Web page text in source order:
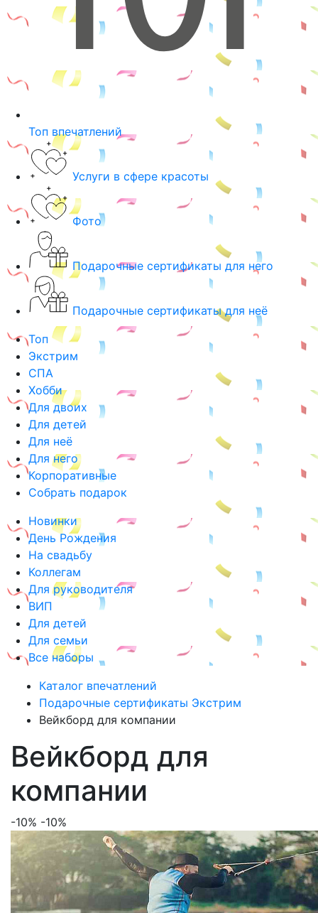
Топ впечатлений
Услуги в сфере красоты
Фото
Подарочные сертификаты для него
Подарочные сертификаты для неё
Топ
Экстрим
СПА
Хобби
Для двоих
Для детей
Для неё
Для него
Корпоративные
Собрать подарок
Новинки
День Рождения
На свадьбу
Коллегам
Для руководителя
ВИП
Для детей
Для семьи
Все наборы
Каталог впечатлений
Подарочные сертификаты Экстрим
Вейкборд для компании
Вейкборд для
компании
-10% -10%